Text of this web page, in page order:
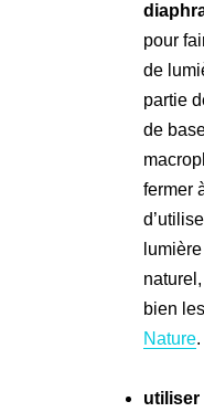
pour
de
partie
de
fermer
bien les
Nature.
utiliser